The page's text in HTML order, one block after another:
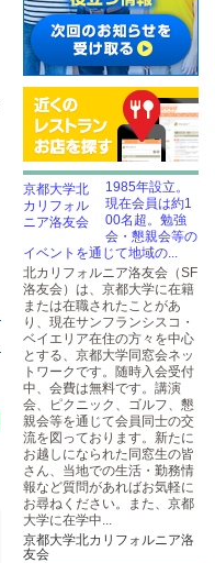
1985年設立。
現在会員は約1
00名超。勉強
会・懇親会等の
イベントを通じて地域の...
北カリフォルニア洛友会（SF
洛友会）は、京都大学に在籍
または在職されたことがあ
り、現在サンフランシスコ・
ベイエリア在住の方々を中心
とする、京都大学同窓会ネッ
トワークです。随時入会受付
中、会費は無料です。講演
会、ピクニック、ゴルフ、懇
親会等を通じて会員同士の交
流を図っております。新たに
お越しになられた同窓生の皆
さん、当地での生活・勤務情
報など質問があればお気軽に
お尋ねください。また、京都
大学に在学中...
京都大学北カリフォルニア洛
友会